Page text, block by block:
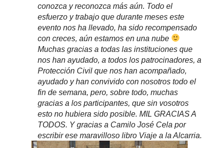
conozca y reconozca más aún. Todo el
esfuerzo y trabajo que durante meses este
evento nos ha llevado, ha sido recompensado
con creces, aún estamos en una nube
Muchas gracias a todas las instituciones que
nos han ayudado, a todos los patrocinadores, a
Protección Civil que nos han acompañado,
ayudado y han convivido con nosotros todo el
fin de semana, pero, sobre todo, muchas
gracias a los participantes, que sin vosotros
esto no hubiera sido posible. MIL GRACIAS A
TODOS. Y gracias a Camilo José Cela por
escribir ese maravilloso libro Viaje a la Alcarria.